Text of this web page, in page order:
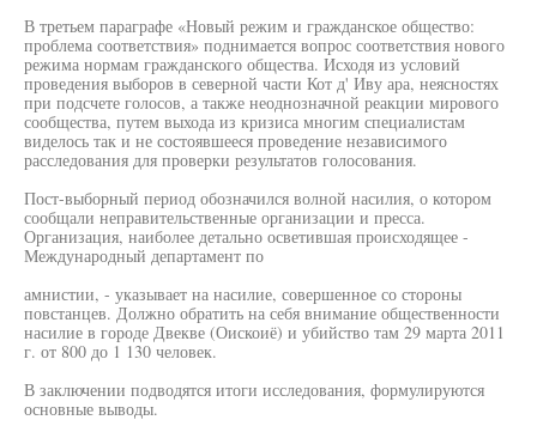
В третьем параграфе «Новый режим и гражданское общество:
проблема соответствия» поднимается вопрос соответствия нового
режима нормам гражданского общества. Исходя из условий
проведения выборов в северной части Кот д' Иву ара, неясностях
при подсчете голосов, а также неоднозначной реакции мирового
сообщества, путем выхода из кризиса многим специалистам
виделось так и не состоявшееся проведение независимого
расследования для проверки результатов голосования.
Пост-выборный период обозначился волной насилия, о котором
сообщали неправительственные организации и пресса.
Организация, наиболее детально осветившая происходящее -
Международный департамент по
амнистии, - указывает на насилие, совершенное со стороны
повстанцев. Должно обратить на себя внимание общественности
насилие в городе Двекве (Оискоиё) и убийство там 29 марта 2011
г. от 800 до 1 130 человек.
В заключении подводятся итоги исследования, формулируются
основные выводы.